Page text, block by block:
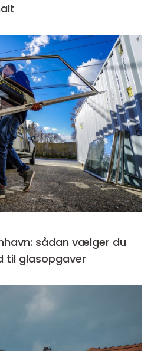
sådan vælger du
til glasopgaver